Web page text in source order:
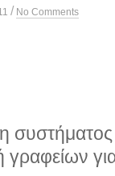
/ No Comments
γραφείων